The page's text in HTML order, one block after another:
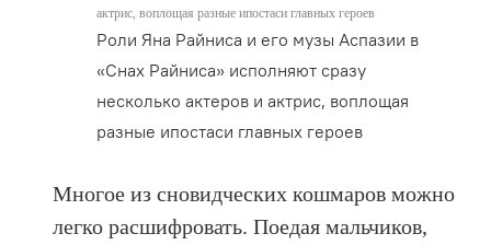
актрис, воплощая разные ипостаси главных героев
Роли Яна Райниса и его музы Аспазии в
«Снах Райниса» исполняют сразу
несколько актеров и актрис, воплощая
разные ипостаси главных героев
Многое из сновидческих кошмаров можно
легко расшифровать. Поедая мальчиков,